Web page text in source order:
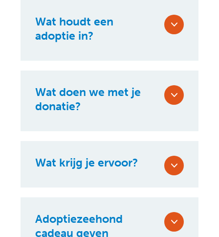
Wat houdt een
adoptie in?
Wat doen we met je
donatie?
Wat krijg je ervoor?
Adoptiezeehond
cadeau geven